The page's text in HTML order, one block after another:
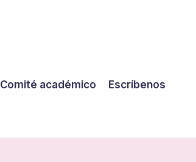
Comité académico Escríbenos